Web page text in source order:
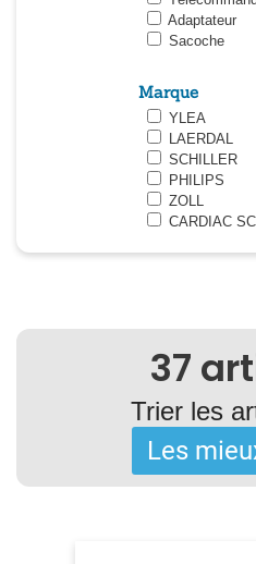
Adaptateur
Sacoche
Marque
YLEA
LAERDAL
SCHILLER
PHILIPS
ZOLL
CARDIAC
37
Trier les